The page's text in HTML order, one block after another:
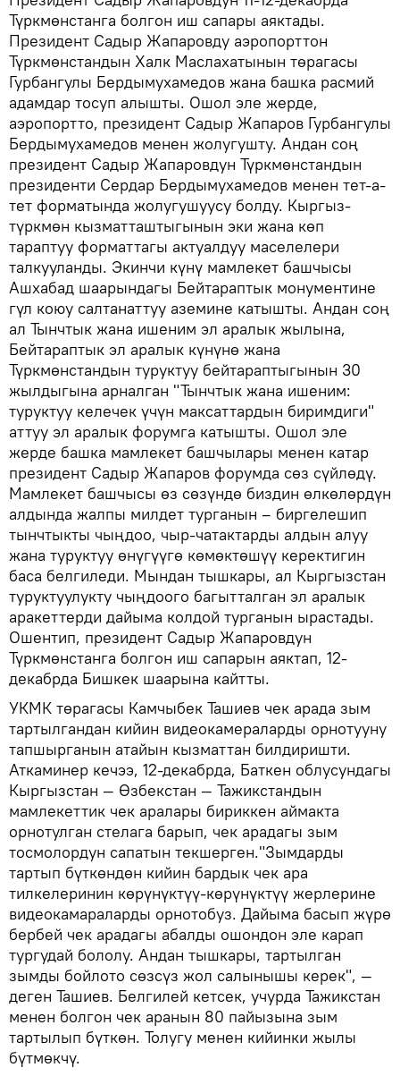
Түркмөнстанга болгон иш сапары аяктады.
Президент Садыр Жапаровду аэропорттон
Түркмөнстандын Халк Маслахатынын төрагасы
Гурбангулы Бердымухамедов жана башка расмий
адамдар тосуп алышты. Ошол эле жерде,
аэропортто, президент Садыр Жапаров Гурбангулы
Бердымухамедов менен жолугушту. Андан соң
президент Садыр Жапаровдун Түркмөнстандын
президенти Сердар Бердымухамедов менен тет-а-
тет форматында жолугушуусу болду. Кыргыз-
түркмөн кызматташтыгынын эки жана көп
тараптуу форматтагы актуалдуу маселелери
талкууланды. Экинчи күнү мамлекет башчысы
Ашхабад шаарындагы Бейтараптык монументине
гүл коюу салтанаттуу аземине катышты. Андан соң
ал Тынчтык жана ишеним эл аралык жылына,
Бейтараптык эл аралык күнүнө жана
Түркмөнстандын туруктуу бейтараптыгынын 30
жылдыгына арналган "Тынчтык жана ишеним:
туруктуу келечек үчүн максаттардын биримдиги"
аттуу эл аралык форумга катышты. Ошол эле
жерде башка мамлекет башчылары менен катар
президент Садыр Жапаров форумда сөз сүйлөдү.
Мамлекет башчысы өз сөзүндө биздин өлкөлөрдүн
алдында жалпы милдет турганын – биргелешип
тынчтыкты чыңдоо, чыр-чатактарды алдын алуу
жана туруктуу өнүгүүгө көмөктөшүү керектигин
баса белгиледи. Мындан тышкары, ал Кыргызстан
туруктуулукту чыңдоого багытталган эл аралык
аракеттерди дайыма колдой турганын ырастады.
Ошентип, президент Садыр Жапаровдун
Түркмөнстанга болгон иш сапарын аяктап, 12-
декабрда Бишкек шаарына кайтты.
УКМК төрагасы Камчыбек Ташиев чек арада зым
тартылгандан кийин видеокамераларды орнотууну
тапшырганын атайын кызматтан билдиришти.
Аткаминер кечээ, 12-декабрда, Баткен облусундагы
Кыргызстан — Өзбекстан — Тажикстандын
мамлекеттик чек аралары бириккен аймакта
орнотулган стелага барып, чек арадагы зым
тосмолордун сапатын текшерген."Зымдарды
тартып бүткөндөн кийин бардык чек ара
тилкелеринин көрүнүктүү-көрүнүктүү жерлерине
видеокамараларды орнотобуз. Дайыма басып жүрө
бербей чек арадагы абалды ошондон эле карап
тургудай бололу. Андан тышкары, тартылган
зымды бойлото сөзсүз жол салынышы керек", —
деген Ташиев. Белгилей кетсек, учурда Тажикстан
менен болгон чек аранын 80 пайызына зым
тартылып бүткөн. Толугу менен кийинки жылы
бүтмөкчү.